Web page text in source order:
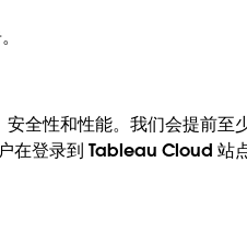
全性和性能。我们会提前至
登录到 Tableau Cloud 站